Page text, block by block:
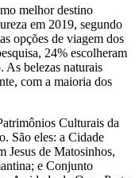
melhor destino
em 2019, segundo
opções de viagem dos
24% escolheram
As belezas naturais
com a maioria dos
Culturais da
São eles: a Cidade
Jesus de Matosinhos,
e Conjunto